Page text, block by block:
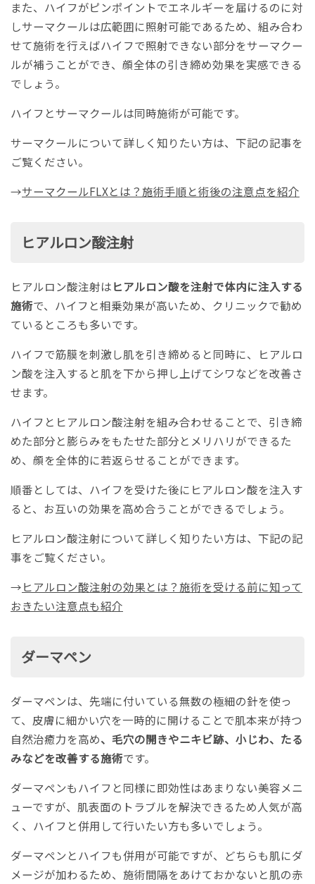
また、ハイフがピンポイントでエネルギーを届けるのに対
しサーマクールは広範囲に照射可能であるため、組み合わ
せて施術を行えばハイフで照射できない部分をサーマクー
ルが補うことができ、顔全体の引き締め効果を実感できる
でしょう。
ハイフとサーマクールは同時施術が可能です。
サーマクールについて詳しく知りたい方は、下記の記事を
ご覧ください。
→サーマクールFLXとは？施術手順と術後の注意点を紹介
ヒアルロン酸注射
ヒアルロン酸注射はヒアルロン酸を注射で体内に注入する
施術で、ハイフと相乗効果が高いため、クリニックで勧め
ているところも多いです。
ハイフで筋膜を刺激し肌を引き締めると同時に、ヒアルロ
ン酸を注入すると肌を下から押し上げてシワなどを改善さ
せます。
ハイフとヒアルロン酸注射を組み合わせることで、引き締
めた部分と膨らみをもたせた部分とメリハリができるた
め、顔を全体的に若返らせることができます。
順番としては、ハイフを受けた後にヒアルロン酸を注入す
ると、お互いの効果を高め合うことができるでしょう。
ヒアルロン酸注射について詳しく知りたい方は、下記の記
事をご覧ください。
→ヒアルロン酸注射の効果とは？施術を受ける前に知って
おきたい注意点も紹介
ダーマペン
ダーマペンは、先端に付いている無数の極細の針を使っ
て、皮膚に細かい穴を一時的に開けることで肌本来が持つ
自然治癒力を高め、毛穴の開きやニキビ跡、小じわ、たる
みなどを改善する施術です。
ダーマペンもハイフと同様に即効性はあまりない美容メニ
ューですが、肌表面のトラブルを解決できるため人気が高
く、ハイフと併用して行いたい方も多いでしょう。
ダーマペンとハイフも併用が可能ですが、どちらも肌にダ
メージが加わるため、施術間隔をあけておかないと肌の赤